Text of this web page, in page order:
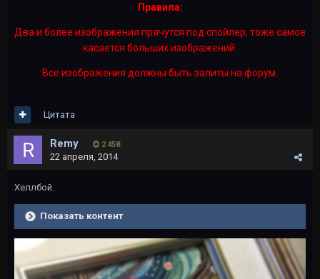
Правила:
Два и более изображения прячутся под спойлер, тоже самое
касается больших изображений.
Все изображения должны быть залиты на форум.
Цитата
Rеmy 2 458
22 апреля, 2014
Хеллбой.
Показать контент